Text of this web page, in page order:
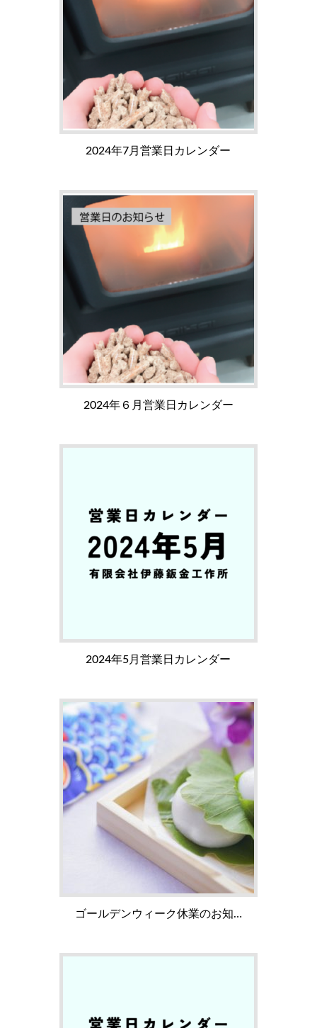
2024年7月営業日カレンダー
2024年６月営業日カレンダー
2024年5月営業日カレンダー
ゴールデンウィーク休業のお知…